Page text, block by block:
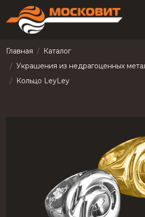
Главная
Каталог
Украшения из недрагоценных
Кольцо LeyLey